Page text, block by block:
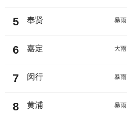
5 奉贤 暴雨
6 嘉定 大雨
7 闵行 暴雨
8 黄浦 暴雨